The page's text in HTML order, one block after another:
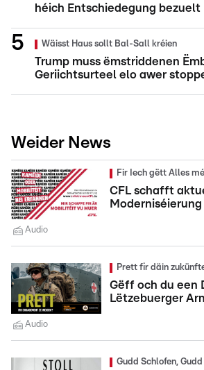
héich Entschiedegung bezuelt
Wäisst Haus sollt Bal-Sall kréien
Trump muss ëmstriddenen
Geriichtsurteel elo awer
Weider News
Fir Iech gëtt Alles
CFL schafft
Audio
Prett fir däin
Gëff och du een
Lëtzebuerger
Audio
Gudd Schlofen,